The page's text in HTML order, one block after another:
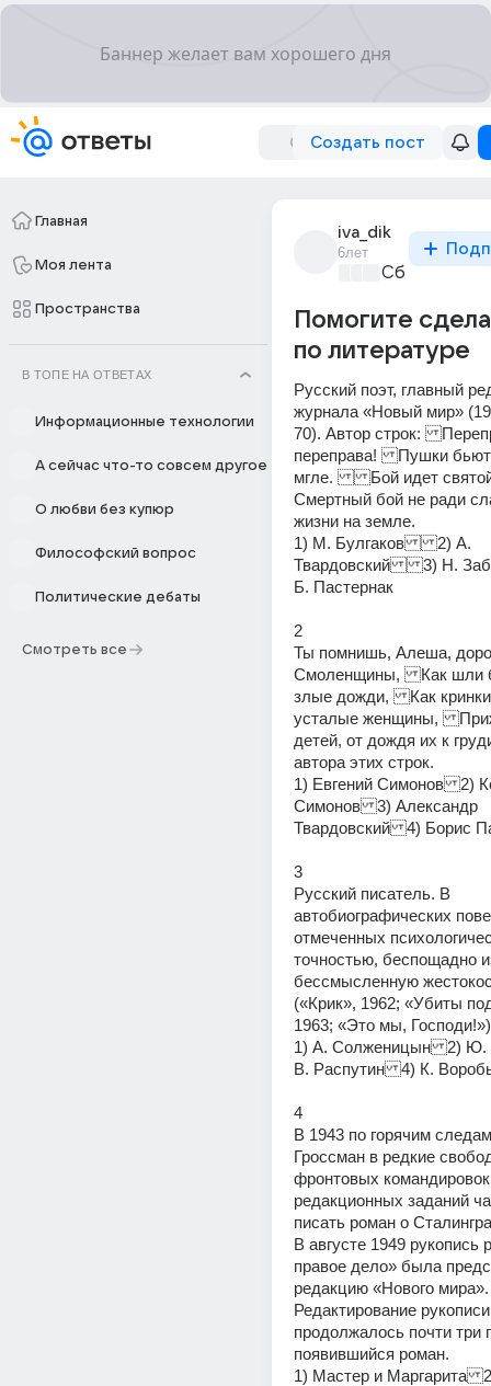
Создать пост
Главная
Моя лента
Пространства
В ТОПЕ НА ОТВЕТАХ
Информационные технологии
А сейчас что-то совсем другое
О любви без купюр
Философский вопрос
Политические дебаты
Смотреть все
iva_dik
6лет
Сборная
Помогите
по литературе
Русский поэт, главный
журнала «Новый мир»
70). Автор строк:
переправа! Пушки
мгле. Бой идет
Смертный бой не ради
жизни на земле.
1) М. Булгаков2) А.
Твардовский3) Н.
Б. Пастернак
2
Ты помнишь, Алеша,
Смоленщины, Как шли
злые дожди, Как
усталые женщины,
детей, от дождя их к
автора этих строк.
1) Евгений Симонов2)
Симонов3) Александр
Твардовский4) Борис
3
Русский писатель. В
автобиографических
отмеченных
точностью, беспощадно
бессмысленную
(«Крик», 1962; «Убиты
1963; «Это мы, Господи!»)
1) А. Солженицын2) Ю.
В. Распутин4) К.
4
В 1943 по горячим
Гроссман в редкие
фронтовых
редакционных заданий
писать роман о
В августе 1949 рукопись
правое дело» была
редакцию «Нового мира».
Редактирование рукописи
продолжалось почти три
появившийся роман.
1) Мастер и Маргарита